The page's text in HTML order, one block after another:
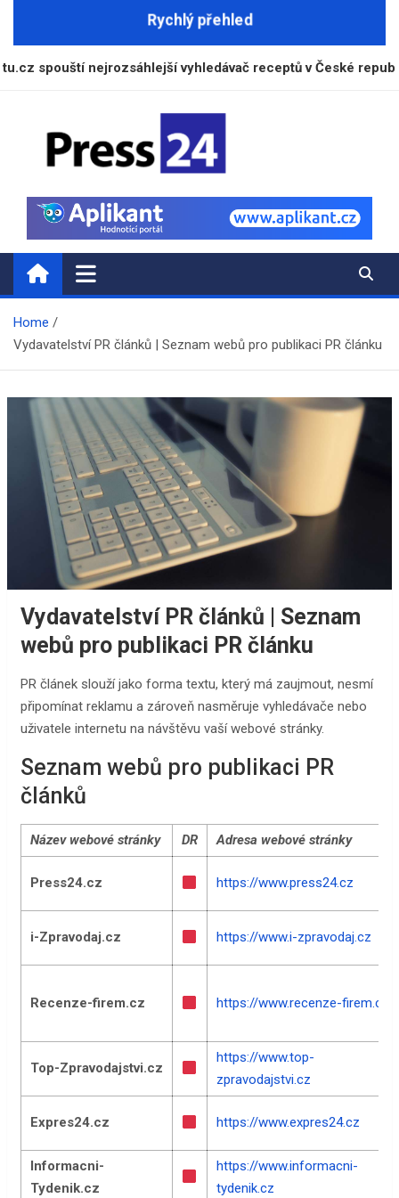
Rychlý přehled
nejrozsáhlejší vyhledávač receptů v České republice
Press24.cz
Zpravodajský a informační portál
Home
Vydavatelství PR článků | Seznam webů pro publikaci PR článku
Vydavatelství PR článků | Seznam
webů pro publikaci PR článku
PR článek slouží jako forma textu, který má zaujmout, nesmí
připomínat reklamu a zároveň nasměruje vyhledávače nebo
uživatele internetu na návštěvu vaší webové stránky.
Seznam webů pro publikaci PR
článků
Název webové stránky DR Adresa webové stránky
Press24.cz https://www.press24.cz
i-Zpravodaj.cz https://www.i-zpravodaj.cz
Recenze-firem.cz https://www.recenze-firem.cz
Top-Zpravodajstvi.cz
https://www.top-
zpravodajstvi.cz
Expres24.cz https://www.expres24.cz
Informacni-
Tydenik.cz
https://www.informacni-
tydenik.cz